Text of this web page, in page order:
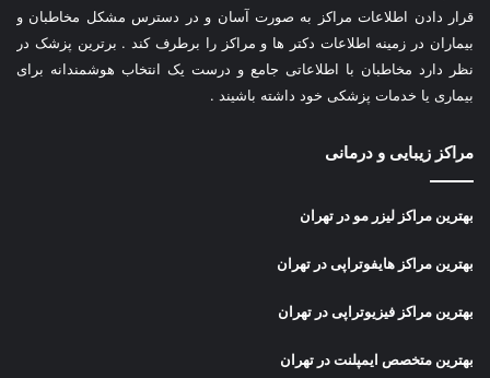
قرار دادن اطلاعات مراکز به صورت آسان و در دسترس مشکل مخاطبان و
بیماران در زمینه اطلاعات دکتر ها و مراکز را برطرف کند . برترین پزشک در
نظر دارد مخاطبان با اطلاعاتی جامع و درست یک انتخاب هوشمندانه برای
بیماری یا خدمات پزشکی خود داشته باشیند .
مراکز زیبایی و درمانی
بهترین مراکز لیزر مو در تهران
بهترین مراکز هایفوتراپی در تهران
بهترین مراکز فیزیوتراپی در تهران
بهترین متخصص ایمپلنت در تهران